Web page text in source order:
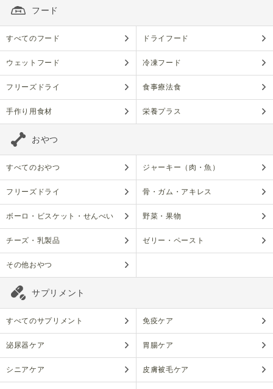
フード
すべてのフード ドライフード
ウェットフード 冷凍フード
フリーズドライ 食事療法食
手作り用食材 栄養プラス
おやつ
すべてのおやつ ジャーキー（肉・魚）
フリーズドライ 骨・ガム・アキレス
ボーロ・ビスケット・せんべい 野菜・果物
チーズ・乳製品 ゼリー・ペースト
その他おやつ
サプリメント
すべてのサプリメント 免疫ケア
泌尿器ケア 胃腸ケア
シニアケア 皮膚被毛ケア